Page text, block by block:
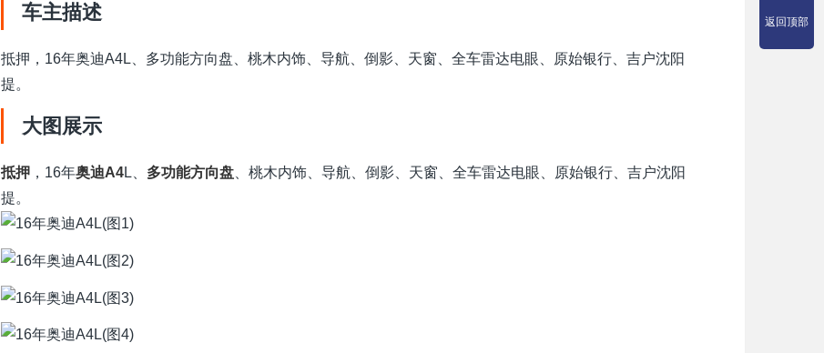
车主描述
抵押，16年奥迪A4L、多功能方向盘、桃木内饰、导航、倒影、天窗、全车雷达电眼、原始银行、吉户沈阳
提。
大图展示
抵押，16年奥迪A4L、 多功能方向盘、桃木内饰、导航、倒影、天窗、全车雷达电眼、原始银行、吉户沈阳
提。
返回顶部